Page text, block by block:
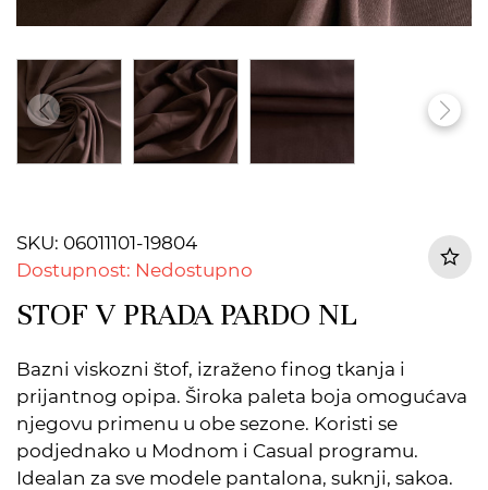
SKU: 06011101-19804
Dostupnost: Nedostupno
STOF V PRADA PARDO NL
Bazni viskozni štof, izraženo finog tkanja i
prijantnog opipa. Široka paleta boja omogućava
njegovu primenu u obe sezone. Koristi se
podjednako u Modnom i Casual programu.
Idealan za sve modele pantalona, suknji, sakoa.